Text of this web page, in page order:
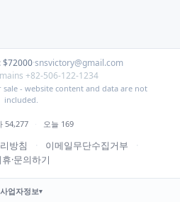
$72000·snsvictory@gmail.com
+82-506-122-1234
- website content and data are not
included.
54,277 · 오늘 169
방침 · 이메일무단수집거부
·
·문의하기
사업자정보